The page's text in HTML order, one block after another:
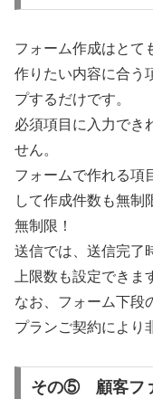
フォーム作成はとて
作りたい内容に合う
プするだけです。
必須項目に入力でき
せん。
フォームで作れる項
して作成件数も無制
無制限！
送信では、送信完了
上限数も設定できま
なお、フォーム下段
プランご契約により
その⑤ 顧客フ